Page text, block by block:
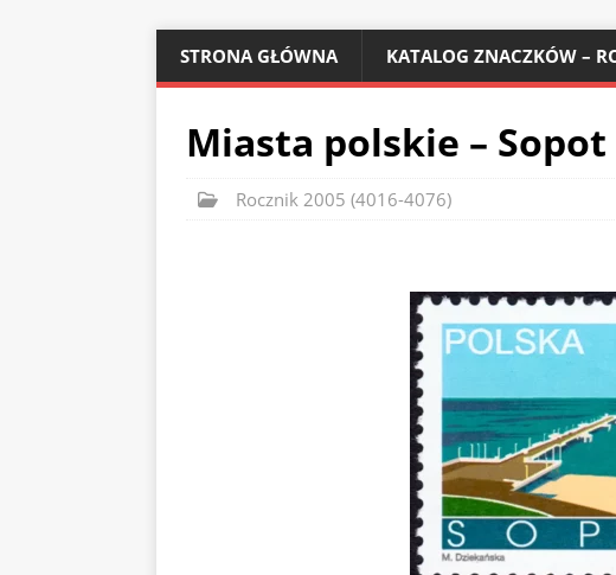
STRONA GŁÓWNA KATALOG ZNACZKÓW –
Miasta polskie – Sopot
Rocznik 2005 (4016-4076)